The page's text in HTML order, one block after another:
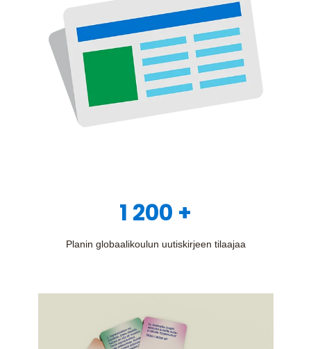
1 200 +
Planin globaalikoulun uutiskirjeen tilaajaa